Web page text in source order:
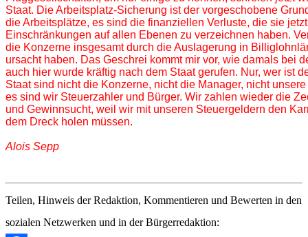
Staat. Die Arbeitsplatz-Sicherung ist der vorgeschobene
die Arbeitsplätze, es sind die finanziellen Verluste, die sie
Einschränkungen auf allen Ebenen zu verzeichnen haben.
die Konzerne insgesamt durch die Auslagerung in
ursacht haben. Das Geschrei kommt mir vor, wie damals bei
auch hier wurde kräftig nach dem Staat gerufen. Nur, wer ist
Staat sind nicht die Konzerne, nicht die Manager, nicht
es sind wir Steuerzahler und Bürger. Wir zahlen wieder die
und Gewinnsucht, weil wir mit unseren Steuergeldern den
dem Dreck holen müssen.
Alois Sepp
Teilen, Hinweis der Redaktion, Kommentieren und Bewerten in den
sozialen Netzwerken und in der Bürgerredaktion: